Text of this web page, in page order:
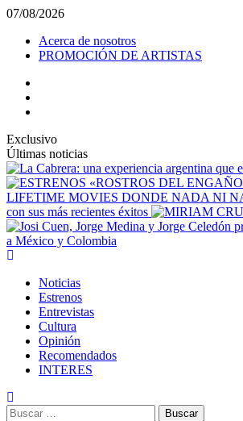
Saltar
contenido
07/08/2026
Acerca de nosotros
PROMOCIÓN DE ARTISTAS
Exclusivo
Últimas noticias
LIFETIME MOVIES DONDE NADA NI
con sus más recientes éxitos
a México y Colombia
Noticias
Estrenos
Entrevistas
Cultura
Opinión
Recomendados
INTERES
Buscar: